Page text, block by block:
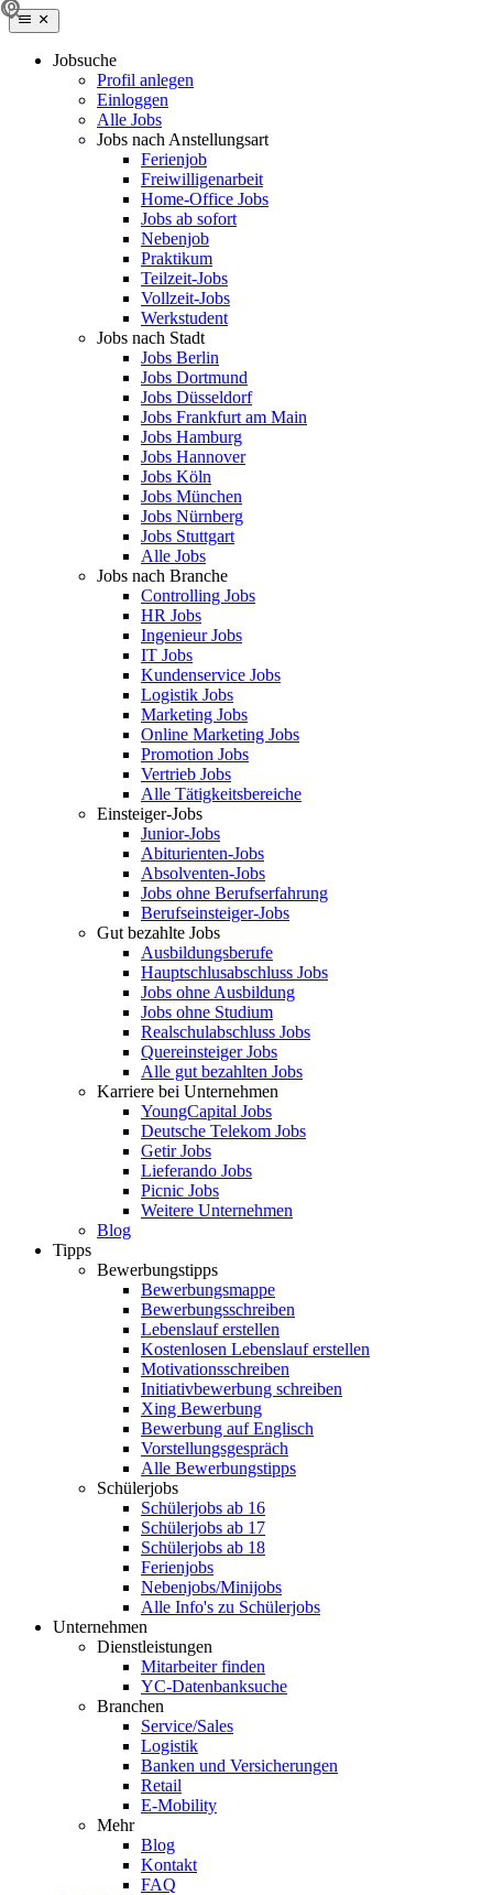
Jobsuche
Profil anlegen
Einloggen
Alle Jobs
Jobs nach Anstellungsart
Ferienjob
Freiwilligenarbeit
Home-Office Jobs
Jobs ab sofort
Nebenjob
Praktikum
Teilzeit-Jobs
Vollzeit-Jobs
Werkstudent
Jobs nach Stadt
Jobs Berlin
Jobs Dortmund
Jobs Düsseldorf
Jobs Frankfurt am Main
Jobs Hamburg
Jobs Hannover
Jobs Köln
Jobs München
Jobs Nürnberg
Jobs Stuttgart
Alle Jobs
Jobs nach Branche
Controlling Jobs
HR Jobs
Ingenieur Jobs
IT Jobs
Kundenservice Jobs
Logistik Jobs
Marketing Jobs
Online Marketing Jobs
Promotion Jobs
Vertrieb Jobs
Alle Tätigkeitsbereiche
Einsteiger-Jobs
Junior-Jobs
Abiturienten-Jobs
Absolventen-Jobs
Jobs ohne Berufserfahrung
Berufseinsteiger-Jobs
Gut bezahlte Jobs
Ausbildungsberufe
Hauptschlusabschluss Jobs
Jobs ohne Ausbildung
Jobs ohne Studium
Realschulabschluss Jobs
Quereinsteiger Jobs
Alle gut bezahlten Jobs
Karriere bei Unternehmen
YoungCapital Jobs
Deutsche Telekom Jobs
Getir Jobs
Lieferando Jobs
Picnic Jobs
Weitere Unternehmen
Blog
Tipps
Bewerbungstipps
Bewerbungsmappe
Bewerbungsschreiben
Lebenslauf erstellen
Kostenlosen Lebenslauf erstellen
Motivationsschreiben
Initiativbewerbung schreiben
Xing Bewerbung
Bewerbung auf Englisch
Vorstellungsgespräch
Alle Bewerbungstipps
Schülerjobs
Schülerjobs ab 16
Schülerjobs ab 17
Schülerjobs ab 18
Ferienjobs
Nebenjobs/Minijobs
Alle Info's zu Schülerjobs
Unternehmen
Dienstleistungen
Mitarbeiter finden
YC-Datenbanksuche
Branchen
Service/Sales
Logistik
Banken und Versicherungen
Retail
E-Mobility
Mehr
Blog
Kontakt
FAQ